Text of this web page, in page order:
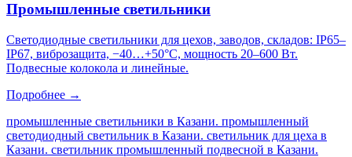
Промышленные светильники
Светодиодные светильники для цехов, заводов, складов: IP65–
IP67, виброзащита, −40…+50°C, мощность 20–600 Вт.
Подвесные колокола и линейные.
Подробнее →
промышленные светильники в Казани. промышленный
светодиодный светильник в Казани. светильник для цеха в
Казани. светильник промышленный подвесной в Казани.